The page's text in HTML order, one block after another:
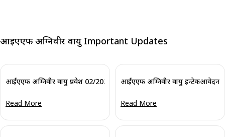
आईएएफ अग्निवीर वायु Important Updates
आईएएफ अग्निवीर वायु प्रवेश 02/2025 आवेदन तिथियां बढ़ाई गई
Read More
आईएएफ अग्निवीर वायु
Read More